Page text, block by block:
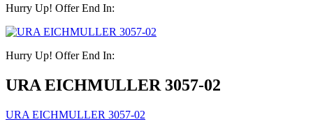
Hurry Up! Offer End In:
Hurry Up! Offer End In:
URA EICHMULLER 3057-02
URA EICHMULLER 3057-02